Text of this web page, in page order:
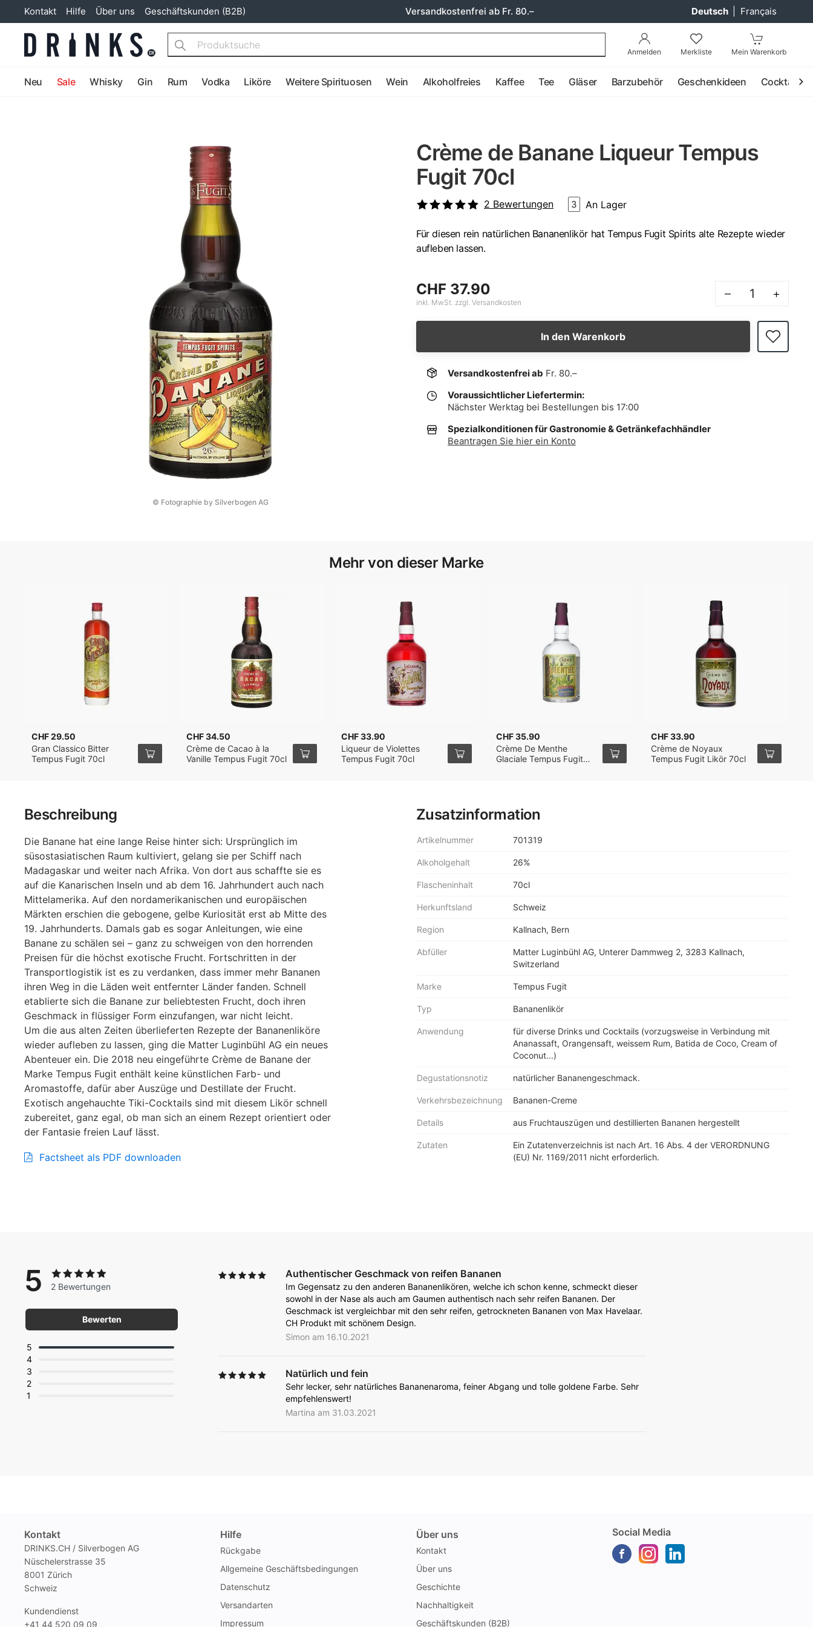
Kontakt Hilfe Über uns Geschäftskunden (B2B) Versandkostenfrei ab Fr. 80.– Deutsch Français
Anmelden Merkliste Mein Warenkorb
Search
Neu Sale Whisky Gin Rum Vodka Liköre Weitere Spirituosen Wein Alkoholfreies Kaffee Tee Gläser Barzubehör Geschenkideen Cocktail
© Fotographie by Silverbogen AG
Crème de Banane Liqueur Tempus
Fugit 70cl
2 Bewertungen 3 An Lager
Für diesen rein natürlichen Bananenlikör hat Tempus Fugit Spirits alte Rezepte wieder
aufleben lassen.
CHF 37.90
inkl. MwSt. zzgl. Versandkosten
– +
In den Warenkorb
Versandkostenfrei ab Fr. 80.–
Voraussichtlicher Liefertermin:
Nächster Werktag bei Bestellungen bis 17:00
Spezialkonditionen für Gastronomie & Getränkefachhändler
Beantragen Sie hier ein Konto
Beschreibung
Die Banane hat eine lange Reise hinter sich: Ursprünglich im
süsostasiatischen Raum kultiviert, gelang sie per Schiff nach
Madagaskar und weiter nach Afrika. Von dort aus schaffte sie es
auf die Kanarischen Inseln und ab dem 16. Jahrhundert auch nach
Mittelamerika. Auf den nordamerikanischen und europäischen
Märkten erschien die gebogene, gelbe Kuriosität erst ab Mitte des
19. Jahrhunderts. Damals gab es sogar Anleitungen, wie eine
Banane zu schälen sei – ganz zu schweigen von den horrenden
Preisen für die höchst exotische Frucht. Fortschritten in der
Transportlogistik ist es zu verdanken, dass immer mehr Bananen
ihren Weg in die Läden weit entfernter Länder fanden. Schnell
etablierte sich die Banane zur beliebtesten Frucht, doch ihren
Geschmack in flüssiger Form einzufangen, war nicht leicht.
Um die aus alten Zeiten überlieferten Rezepte der Bananenliköre
wieder aufleben zu lassen, ging die Matter Luginbühl AG ein neues
Abenteuer ein. Die 2018 neu eingeführte Crème de Banane der
Marke Tempus Fugit enthält keine künstlichen Farb- und
Aromastoffe, dafür aber Auszüge und Destillate der Frucht.
Exotisch angehauchte Tiki-Cocktails sind mit diesem Likör schnell
zubereitet, ganz egal, ob man sich an einem Rezept orientiert oder
der Fantasie freien Lauf lässt.
Factsheet als PDF downloaden
Zusatzinformation
Artikelnummer 701319
Alkoholgehalt 26%
Flascheninhalt 70cl
Herkunftsland Schweiz
Region Kallnach, Bern
Abfüller
Matter Luginbühl AG, Unterer Dammweg 2, 3283 Kallnach,
Switzerland
Marke Tempus Fugit
Typ Bananenlikör
Anwendung
für diverse Drinks und Cocktails (vorzugsweise in Verbindung mit
Ananassaft, Orangensaft, weissem Rum, Batida de Coco, Cream of
Coconut...)
Degustationsnotiz natürlicher Bananengeschmack.
Verkehrsbezeichnung Bananen-Creme
Details aus Fruchtauszügen und destillierten Bananen hergestellt
Zutaten
Ein Zutatenverzeichnis ist nach Art. 16 Abs. 4 der VERORDNUNG
(EU) Nr. 1169/2011 nicht erforderlich.
5 2 Bewertungen
Bewerten
5
4
3
2
1
Authentischer Geschmack von reifen Bananen
Im Gegensatz zu den anderen Bananenlikören, welche ich schon kenne, schmeckt dieser
sowohl in der Nase als auch am Gaumen authentisch nach sehr reifen Bananen. Der
Geschmack ist vergleichbar mit den sehr reifen, getrockneten Bananen von Max Havelaar.
CH Produkt mit schönem Design.
Simon am 16.10.2021
Natürlich und fein
Sehr lecker, sehr natürliches Bananenaroma, feiner Abgang und tolle goldene Farbe. Sehr
empfehlenswert!
Martina am 31.03.2021
Mehr von dieser Marke
CHF 29.50
Gran Classico Bitter
Tempus Fugit 70cl
CHF 34.50
Crème de Cacao à la
Vanille Tempus Fugit 70cl
CHF 33.90
Liqueur de Violettes
Tempus Fugit 70cl
CHF 35.90
Crème De Menthe
Glaciale Tempus Fugit
CHF 33.90
Crème de Noyaux
Tempus Fugit Likör 70cl
Kontakt
DRINKS.CH / Silverbogen AG
Nüschelerstrasse 35
8001 Zürich
Schweiz
Kundendienst
+41 44 520 09 09
Hilfe
Rückgabe
Allgemeine Geschäftsbedingungen
Datenschutz
Versandarten
Impressum
Über uns
Kontakt
Über uns
Geschichte
Nachhaltigkeit
Geschäftskunden (B2B)
Social Media